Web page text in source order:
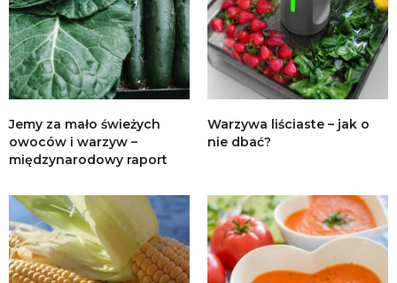
Jemy za mało świeżych
owoców i warzyw –
międzynarodowy raport
Warzywa liściaste – jak o
nie dbać?